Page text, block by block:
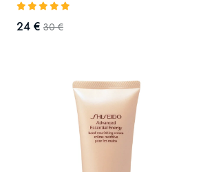
24 € 30 €